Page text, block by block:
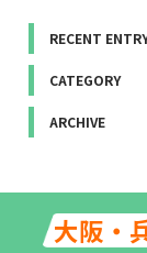
RECENT
CATEGORY
ARCHIVE
大阪・